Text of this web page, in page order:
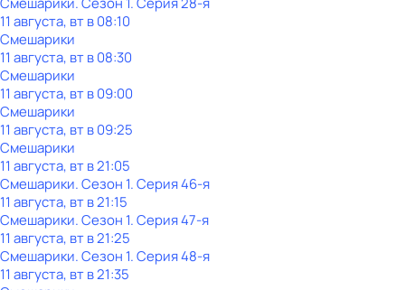
11 августа, вт в 08:10
Смешарики
11 августа, вт в 08:30
Смешарики
11 августа, вт в 09:00
Смешарики
11 августа, вт в 09:25
Смешарики
11 августа, вт в 21:05
Смешарики. Сезон 1. Серия 46-я
11 августа, вт в 21:15
Смешарики. Сезон 1. Серия 47-я
11 августа, вт в 21:25
Смешарики. Сезон 1. Серия 48-я
11 августа, вт в 21:35